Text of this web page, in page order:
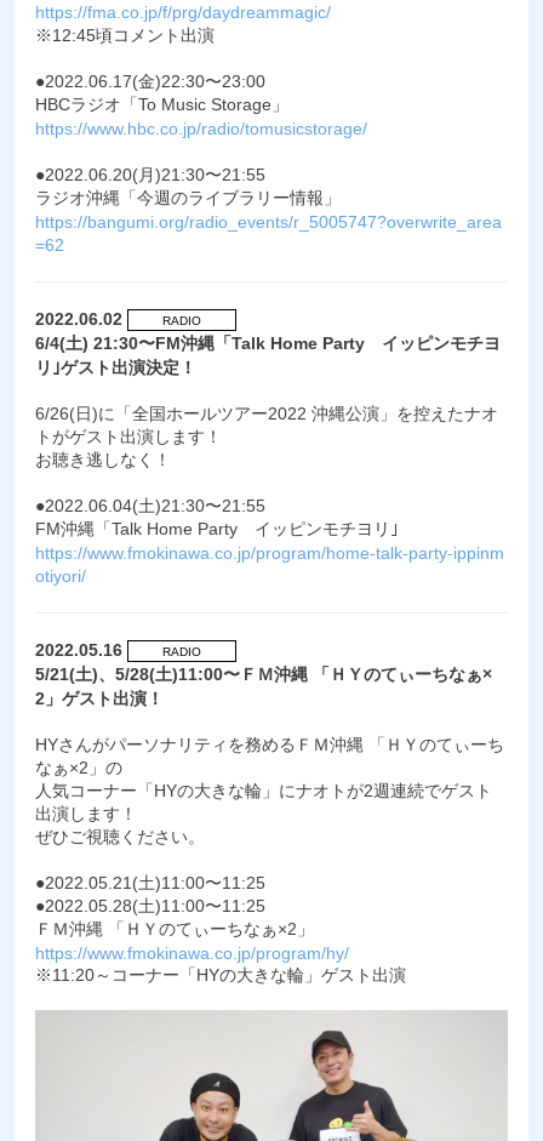
https://fma.co.jp/f/prg/daydreammagic/
※12:45頃コメント出演
●2022.06.17(金)22:30〜23:00
HBCラジオ「To Music Storage」
https://www.hbc.co.jp/radio/tomusicstorage/
●2022.06.20(月)21:30〜21:55
ラジオ沖縄「今週のライブラリー情報」
https://bangumi.org/radio_events/r_5005747?overwrite_area
=62
2022.06.02 RADIO
6/4(土) 21:30〜FM沖縄「Talk Home Party イッピンモチヨ
リ｣ゲスト出演決定！
6/26(日)に「全国ホールツアー2022 沖縄公演」を控えたナオ
トがゲスト出演します！
お聴き逃しなく！
●2022.06.04(土)21:30〜21:55
FM沖縄「Talk Home Party イッピンモチヨリ｣
https://www.fmokinawa.co.jp/program/home-talk-party-ippinm
otiyori/
2022.05.16 RADIO
5/21(土)、5/28(土)11:00〜ＦＭ沖縄 「ＨＹのてぃーちなぁ×
2」ゲスト出演！
HYさんがパーソナリティを務めるＦＭ沖縄 「ＨＹのてぃーち
なぁ×2」の
人気コーナー「HYの大きな輪」にナオトが2週連続でゲスト
出演します！
ぜひご視聴ください。
●2022.05.21(土)11:00〜11:25
●2022.05.28(土)11:00〜11:25
ＦＭ沖縄 「ＨＹのてぃーちなぁ×2」
https://www.fmokinawa.co.jp/program/hy/
※11:20～コーナー「HYの大きな輪」ゲスト出演